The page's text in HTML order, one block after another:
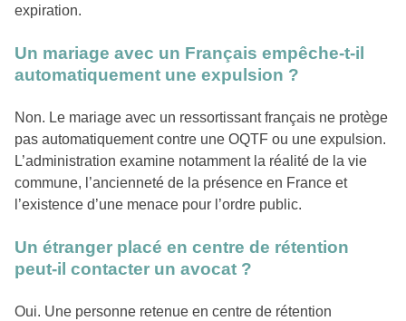
expiration.
Un mariage avec un Français empêche-t-il
automatiquement une expulsion ?
Non. Le mariage avec un ressortissant français ne protège
pas automatiquement contre une OQTF ou une expulsion.
L’administration examine notamment la réalité de la vie
commune, l’ancienneté de la présence en France et
l’existence d’une menace pour l’ordre public.
Un étranger placé en centre de rétention
peut-il contacter un avocat ?
Oui. Une personne retenue en centre de rétention